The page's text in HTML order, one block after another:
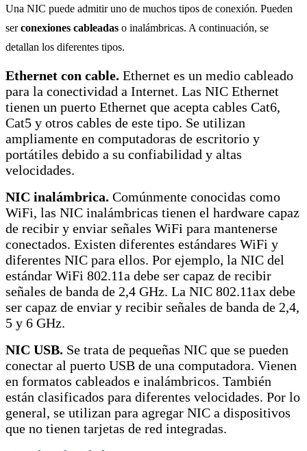
Una NIC puede admitir uno de muchos tipos de conexión. Pueden
serconexiones cableadas o inalámbricas. A continuación, se
detallan los diferentes tipos.
Ethernet con cable. Ethernet es un medio cableado
para la conectividad a Internet. Las NIC Ethernet
tienen un puerto Ethernet que acepta cables Cat6,
Cat5 y otros cables de este tipo. Se utilizan
ampliamente en computadoras de escritorio y
portátiles debido a su confiabilidad y altas
velocidades.
NIC inalámbrica. Comúnmente conocidas como
WiFi, las NIC inalámbricas tienen el hardware capaz
de recibir y enviar señales WiFi para mantenerse
conectados. Existen diferentes estándares WiFi y
diferentes NIC para ellos. Por ejemplo, la NIC del
estándar WiFi 802.11a debe ser capaz de recibir
señales de banda de 2,4 GHz. La NIC 802.11ax debe
ser capaz de enviar y recibir señales de banda de 2,4,
5 y 6 GHz.
NIC USB. Se trata de pequeñas NIC que se pueden
conectar al puerto USB de una computadora. Vienen
en formatos cableados e inalámbricos. También
están clasificados para diferentes velocidades. Por lo
general, se utilizan para agregar NIC a dispositivos
que no tienen tarjetas de red integradas.